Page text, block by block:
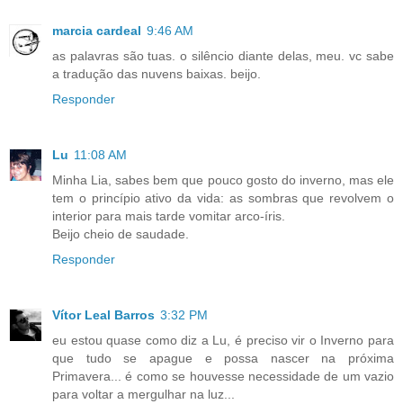
marcia cardeal 9:46 AM
as palavras são tuas. o silêncio diante delas, meu. vc sabe
a tradução das nuvens baixas. beijo.
Responder
Lu 11:08 AM
Minha Lia, sabes bem que pouco gosto do inverno, mas ele
tem o princípio ativo da vida: as sombras que revolvem o
interior para mais tarde vomitar arco-íris.
Beijo cheio de saudade.
Responder
Vítor Leal Barros 3:32 PM
eu estou quase como diz a Lu, é preciso vir o Inverno para
que tudo se apague e possa nascer na próxima
Primavera... é como se houvesse necessidade de um vazio
para voltar a mergulhar na luz...